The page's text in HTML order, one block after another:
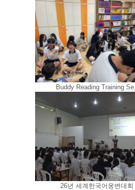
Buddy Reading Training Se..
26년 세계한국어웅변대회